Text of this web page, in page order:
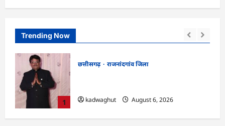
Trending Now
2
छत्तीसगढ़
राजनांदगांव जिला
lokesh sharma
August 6, 2026